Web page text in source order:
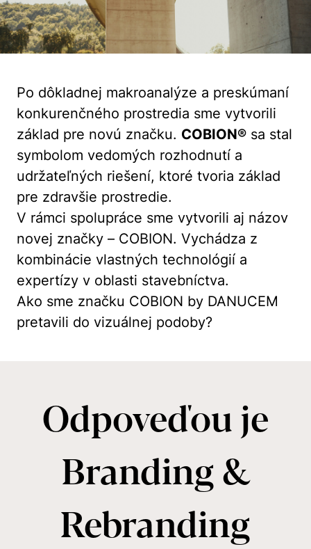
Po dôkladnej makroanalýze a preskúmaní
konkurenčného prostredia sme vytvorili
základ pre novú značku. COBION® sa stal
symbolom vedomých rozhodnutí a
udržateľných riešení, ktoré tvoria základ
pre zdravšie prostredie.
V rámci spolupráce sme vytvorili aj názov
novej značky – COBION. Vychádza z
kombinácie vlastných technológií a
expertízy v oblasti stavebníctva.
Ako sme značku COBION by DANUCEM
pretavili do vizuálnej podoby?
Odpoveďou je
Branding &
Rebranding